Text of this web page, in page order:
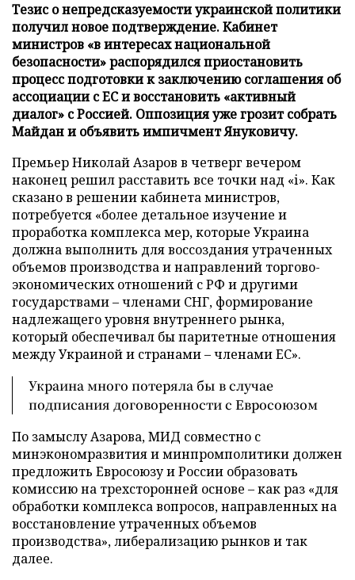
Тезис о непредсказуемости украинской политики
получил новое подтверждение. Кабинет
министров «в интересах национальной
безопасности» распорядился приостановить
процесс подготовки к заключению соглашения об
ассоциации с ЕС и восстановить «активный
диалог» с Россией. Оппозиция уже грозит собрать
Майдан и объявить импичмент Януковичу.
Премьер Николай Азаров в четверг вечером
наконец решил расставить все точки над «і». Как
сказано в решении кабинета министров,
потребуется «более детальное изучение и
проработка комплекса мер, которые Украина
должна выполнить для воссоздания утраченных
объемов производства и направлений торгово-
экономических отношений с РФ и другими
государствами – членами СНГ, формирование
надлежащего уровня внутреннего рынка,
который обеспечивал бы паритетные отношения
между Украиной и странами – членами ЕС».
Украина много потеряла бы в случае
подписания договоренности с Евросоюзом
По замыслу Азарова, МИД совместно с
минэкономразвития и минпромполитики должен
предложить Евросоюзу и России образовать
комиссию на трехсторонней основе – как раз «для
обработки комплекса вопросов, направленных на
восстановление утраченных объемов
производства», либерализацию рынков и так
далее.